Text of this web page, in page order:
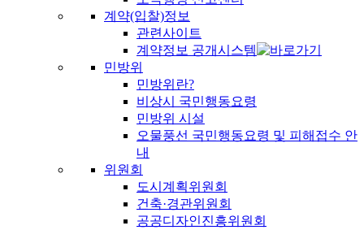
계약(입찰)정보
관련사이트
계약정보 공개시스템
민방위
민방위란?
비상시 국민행동요령
민방위 시설
오물풍선 국민행동요령 및 피해접수 안
내
위원회
도시계획위원회
건축·경관위원회
공공디자인진흥위원회